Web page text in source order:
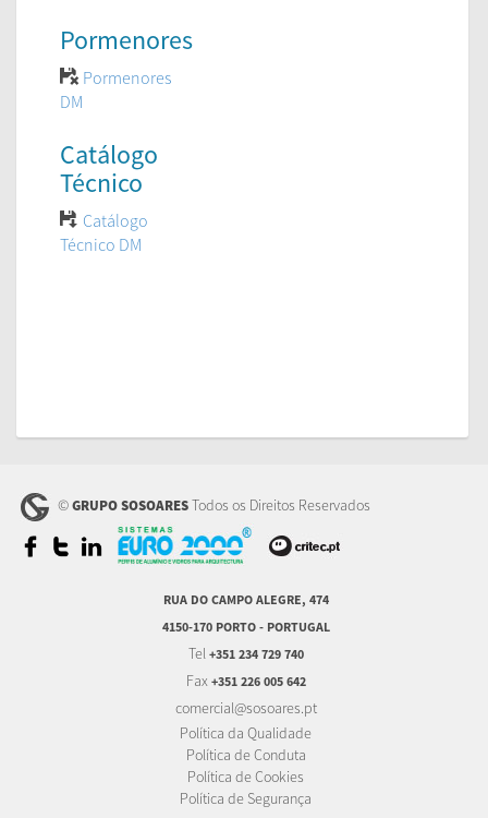
Pormenores
Pormenores
DM
Catálogo
Técnico
Catálogo
Técnico DM
©GRUPO SOSOARESTodos os Direitos Reservados
RUA DO CAMPO ALEGRE, 474
4150-170 PORTO - PORTUGAL
Tel +351 234 729 740
Fax +351 226 005 642
comercial@sosoares.pt
Política da Qualidade
Política de Conduta
Política de Cookies
Política de Segurança